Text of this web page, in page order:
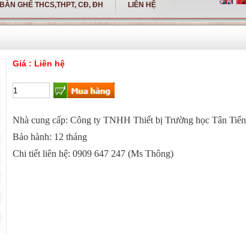
BÀN GHẾ THCS,THPT, CĐ, ĐH LIÊN HỆ
Giá : Liên hệ
Nhà cung cấp: Công ty TNHH Thiết bị Trường học Tân Tiến
Bảo hành: 12 tháng
Chi tiết liên hệ: 0909 647 247 (Ms Thông)